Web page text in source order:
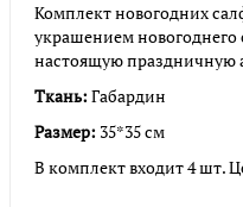
Комплект новогодних
украшением новогоднего
настоящую праздничную
Ткань: Габардин
Размер: 35*35 см
В комплект входит 4 шт.